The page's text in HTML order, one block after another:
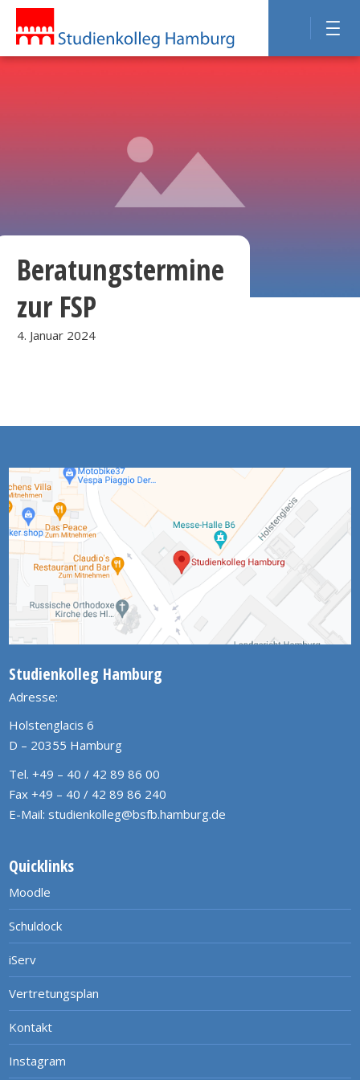
Beratungstermine
zur FSP
4. Januar 2024
Studienkolleg Hamburg
Adresse:
Holstenglacis 6
D – 20355 Hamburg
Tel. +49 – 40 / 42 89 86 00
Fax +49 – 40 / 42 89 86 240
E-Mail: studienkolleg@bsfb.hamburg.de
Quicklinks
Moodle
Schuldock
iServ
Vertretungsplan
Kontakt
Instagram